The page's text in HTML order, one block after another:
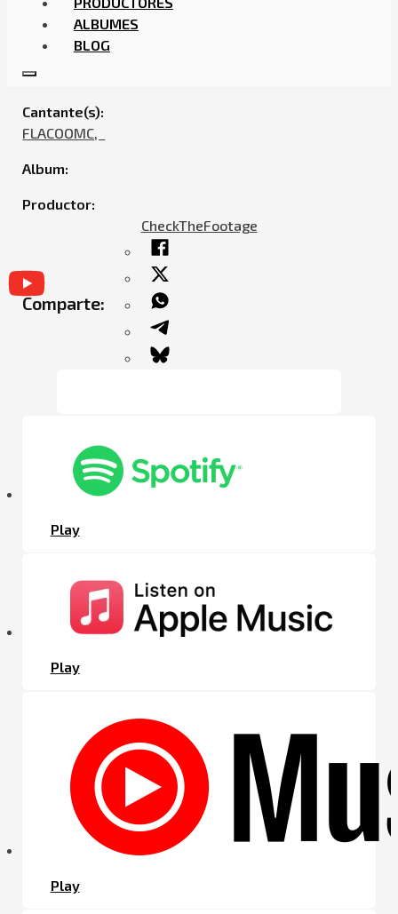
ALBUMES
BLOG
Cantante(s):
FLACOOMC,ㅤㅤ
Album:
Productor:
CheckTheFootage
Comparte:
Play
Play
Play